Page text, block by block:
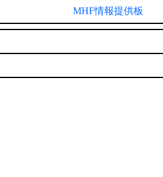
MHF情報提供板